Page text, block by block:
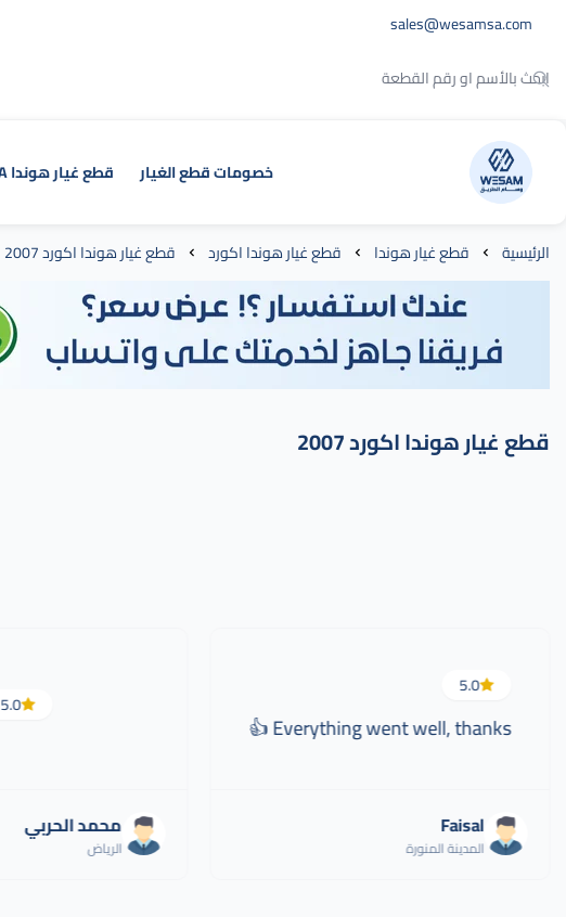
sales@wesamsa.com
وسام الطريق خصومات قطع الغيار قطع غيار هوندا HONDA
الرئيسية قطع غيار هوندا قطع غيار هوندا اكورد قطع غيار هوندا اكورد 2007
قطع غيار هوندا اكورد 2007
5.0
Everything went well, thanks 👍
Faisal
المدينة المنورة
5.0
محمد الحربي
الرياض